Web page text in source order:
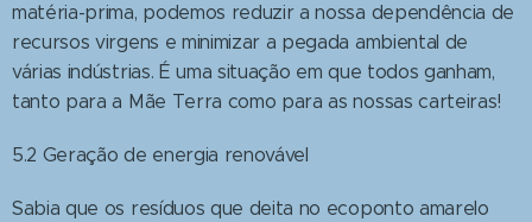
matéria-prima, podemos reduzir a nossa dependência de
recursos virgens e minimizar a pegada ambiental de
várias indústrias. É uma situação em que todos ganham,
tanto para a Mãe Terra como para as nossas carteiras!
5.2 Geração de energia renovável
Sabia que os resíduos que deita no ecoponto amarelo